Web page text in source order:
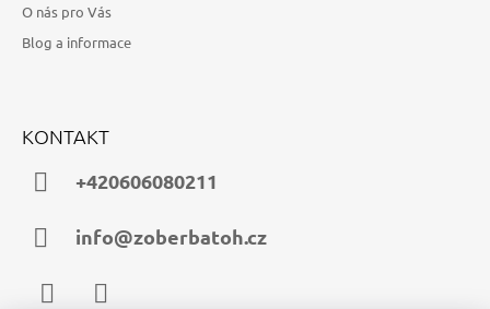
O nás pro Vás
Blog a informace
KONTAKT
+420606080211
info@zoberbatoh.cz